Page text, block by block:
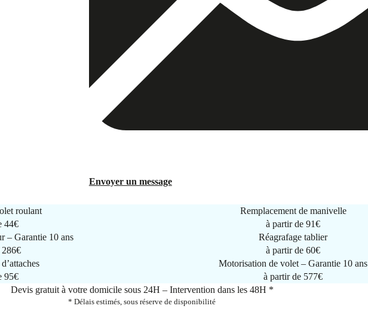
Envoyer un message
roulant
44€
Remplacement de manivelle
à partir de91€
– Garantie 10 ans
286€
Réagrafage tablier
à partir de60€
95€
Motorisation de volet – Garantie 10 ans
à partir de 577€
Devis gratuit à votre domicile sous 24H – Intervention dans les 48H *
* Délais estimés, sous réserve de disponibilité